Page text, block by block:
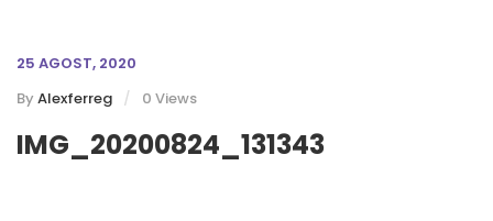
25 AGOST, 2020
By Alexferreg 0 Views
IMG_20200824_131343